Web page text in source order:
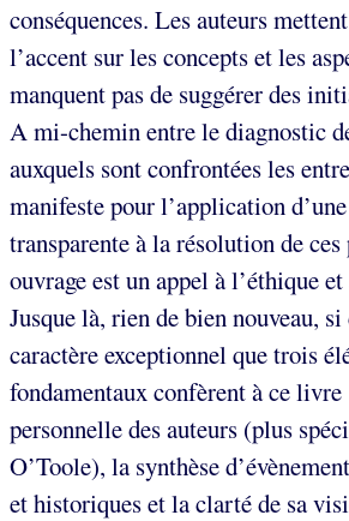
conséquences. Les auteurs
l’accent sur les concepts et les
manquent pas de suggérer des
A mi-chemin entre le diagnostic
auxquels sont confrontées les
manifeste pour l’application
transparente à la résolution de
ouvrage est un appel à l’éthique
Jusque là, rien de bien nouveau, si
caractère exceptionnel que trois
fondamentaux confèrent à ce
personnelle des auteurs (plus
O’Toole), la synthèse
et historiques et la clarté de sa